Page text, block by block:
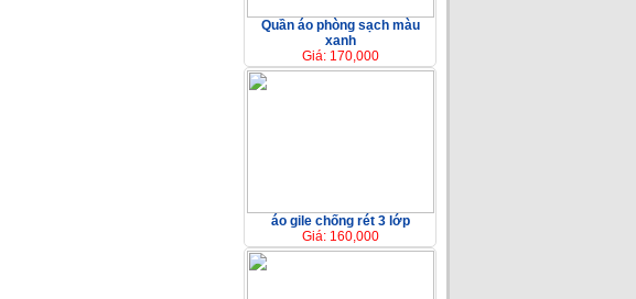
Quần áo phòng sạch màu
xanh
Giá: 170,000
áo gile chống rét 3 lớp
Giá: 160,000